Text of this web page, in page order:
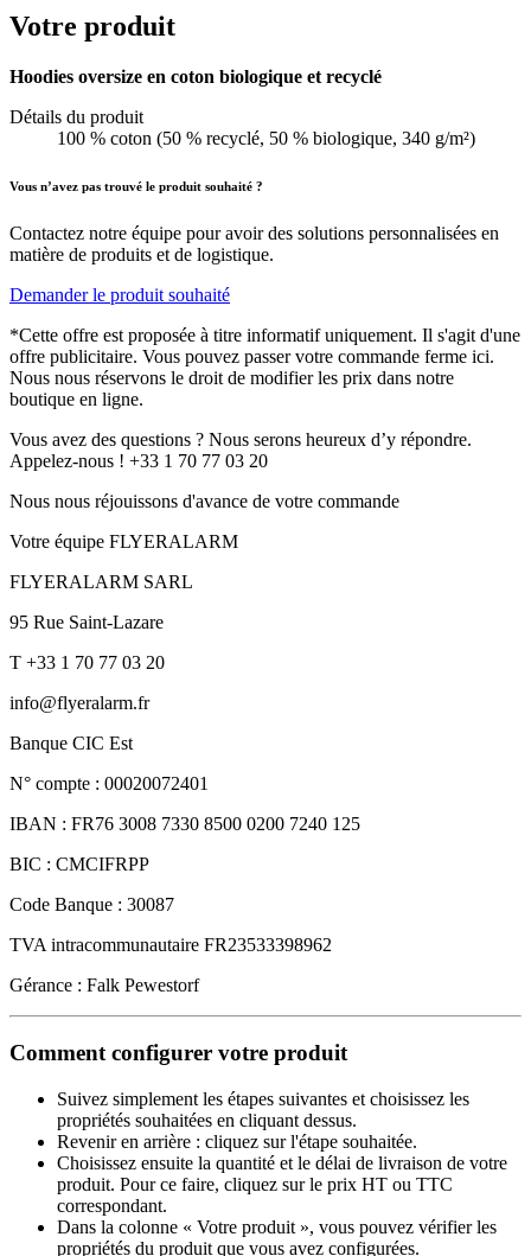
Votre produit
Hoodies oversize en coton biologique et recyclé
Détails du produit
100 % coton (50 % recyclé, 50 % biologique, 340 g/m²)
Vous n’avez pas trouvé le produit souhaité ?
Contactez notre équipe pour avoir des solutions personnalisées en
matière de produits et de logistique.
Demander le produit souhaité
*Cette offre est proposée à titre informatif uniquement. Il s'agit d'une
offre publicitaire. Vous pouvez passer votre commande ferme ici.
Nous nous réservons le droit de modifier les prix dans notre
boutique en ligne.
Vous avez des questions ? Nous serons heureux d’y répondre.
Appelez-nous ! +33 1 70 77 03 20
Nous nous réjouissons d'avance de votre commande
Votre équipe FLYERALARM
FLYERALARM SARL
95 Rue Saint-Lazare
T +33 1 70 77 03 20
info@flyeralarm.fr
Banque CIC Est
N° compte : 00020072401
IBAN : FR76 3008 7330 8500 0200 7240 125
BIC : CMCIFRPP
Code Banque : 30087
TVA intracommunautaire FR23533398962
Gérance : Falk Pewestorf
Comment configurer votre produit
Suivez simplement les étapes suivantes et choisissez les
propriétés souhaitées en cliquant dessus.
Revenir en arrière : cliquez sur l'étape souhaitée.
Choisissez ensuite la quantité et le délai de livraison de votre
produit. Pour ce faire, cliquez sur le prix HT ou TTC
correspondant.
Dans la colonne « Votre produit », vous pouvez vérifier les
propriétés du produit que vous avez configurées.